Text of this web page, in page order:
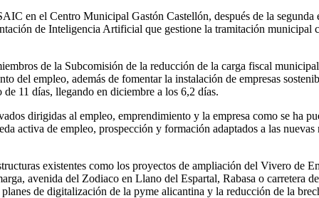
en el Centro Municipal Gastón Castellón, después de la
de Inteligencia Artificial que gestione la tramitación municipal
de la Subcomisión de la reducción de la carga fiscal
empleo, además de fomentar la instalación de empresas
11 días, llegando en diciembre a los 6,2 días.
dirigidas al empleo, emprendimiento y la empresa como se ha
activa de empleo, prospección y formación adaptados a las
existentes como los proyectos de ampliación del Vivero de
avenida del Zodiaco en Llano del Espartal, Rabasa o carretera
de digitalización de la pyme alicantina y la reducción de la